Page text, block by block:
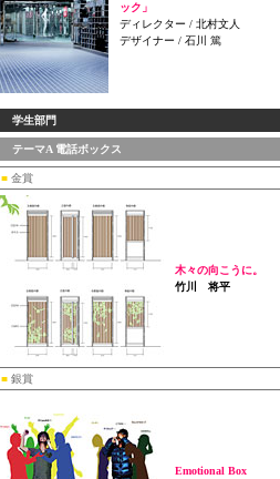
ック」
ディレクター / 北村文人
デザイナー / 石川 篤
学生部門
テーマA 電話ボックス
■ 金賞
木々の向こうに。
竹川 将平
■ 銀賞
Emotional Box